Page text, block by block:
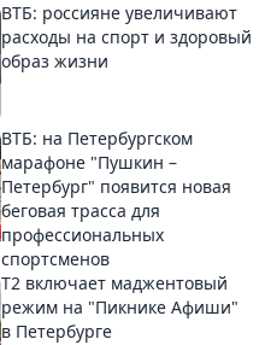
ВТБ: россияне увеличивают
расходы на спорт и здоровый
образ жизни
ВТБ: на Петербургском
марафоне "Пушкин –
Петербург" появится новая
беговая трасса для
профессиональных
спортсменов
Т2 включает маджентовый
режим на "Пикнике Афиши"
в Петербурге